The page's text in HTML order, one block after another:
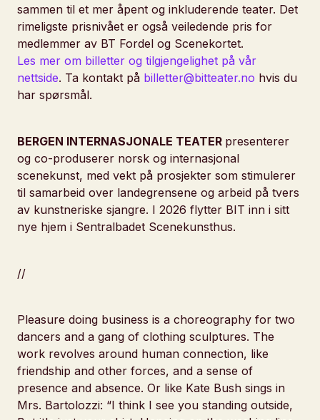
sammen til et mer åpent og inkluderende teater. Det
rimeligste prisnivået er også veiledende pris for
medlemmer av BT Fordel og Scenekortet.
Les mer om billetter og tilgjengelighet på vår
nettside. Ta kontakt på billetter@bitteater.no hvis du
har spørsmål.
BERGEN INTERNASJONALE TEATER presenterer
og co-produserer norsk og internasjonal
scenekunst, med vekt på prosjekter som stimulerer
til samarbeid over landegrensene og arbeid på tvers
av kunstneriske sjangre. I 2026 flytter BIT inn i sitt
nye hjem i Sentralbadet Scenekunsthus.
//
Pleasure doing business is a choreography for two
dancers and a gang of clothing sculptures. The
work revolves around human connection, like
friendship and other forces, and a sense of
presence and absence. Or like Kate Bush sings in
Mrs. Bartolozzi: “I think I see you standing outside,